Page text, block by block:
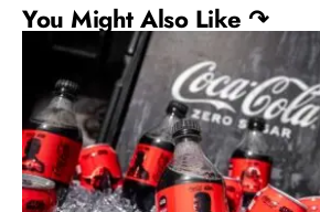
You Might Also Like ↷